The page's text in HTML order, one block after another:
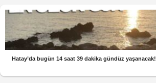
Hatay’da bugün 14 saat 39 dakika gündüz yaşanacak!